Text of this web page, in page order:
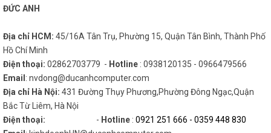
ĐỨC ANH
Địa chỉ HCM: 45/16A Tân Trụ, Phường 15, Quận Tân Bình, Thành Phố
Hồ Chí Minh
Điện thoại: 02862703779 - Hotline : 0938120135 - 0966479566
Email : nvdong@ducanhcomputer.com
Địa chỉ Hà Nội: 431 Đường Thụy Phương,Phường Đông Ngạc,Quận
Bắc Từ Liêm, Hà Nội
Điện thoại: - Hotline : 0921 251 666 - 0359 448 830